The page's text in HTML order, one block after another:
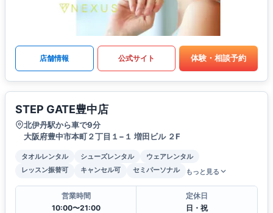
店舗情報 公式サイト 体験・相談予約
STEP GATE豊中店
北伊丹駅から車で9分
大阪府豊中市本町２丁目１−１ 増田ビル ２F
タオルレンタル シューズレンタル
ウェアレンタル
レッスン振替可
キャンセル可 セミパーソナル もっと見る
営業時間
10:00〜21:00
定休日
日・祝